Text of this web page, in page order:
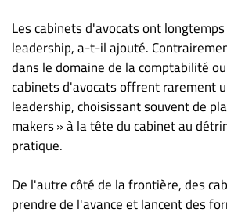
Nous
joindre
À
propos
Infolettre
FAQ
Politique de
Les cabinets d'avocats ont
leadership, a-t-il ajouté.
dans le domaine de la comptabilité
cabinets d'avocats offrent rarement
leadership, choisissant souvent de
makers » à la tête du cabinet au
pratique.
De l'autre côté de la frontière, des
prendre de l'avance et lancent des